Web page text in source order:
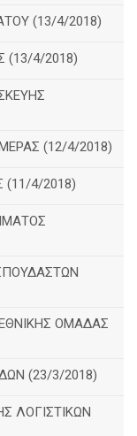
(13/4/2018)
4/2018)
(12/4/2018)
(11/4/2018)
ΟΜΑΔΑΣ
(23/3/2018)
ΛΟΓΙΣΤΙΚΩΝ